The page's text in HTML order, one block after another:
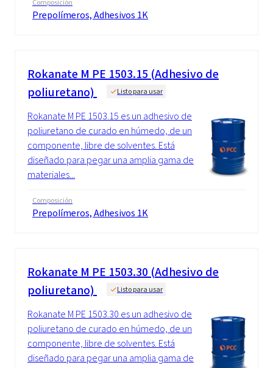
Composición
Prepolímeros, Adhesivos 1K
Rokanate M PE 1503.15 (Adhesivo de
poliuretano)
Listo para usar
Rokanate M PE 1503.15 es un adhesivo de
poliuretano de curado en húmedo, de un
componente, libre de solventes. Está
diseñado para pegar una amplia gama de
materiales...
Composición
Prepolímeros, Adhesivos 1K
Rokanate M PE 1503.30 (Adhesivo de
poliuretano)
Listo para usar
Rokanate M PE 1503.30 es un adhesivo de
poliuretano de curado en húmedo, de un
componente, libre de solventes. Está
diseñado para pegar una amplia gama de